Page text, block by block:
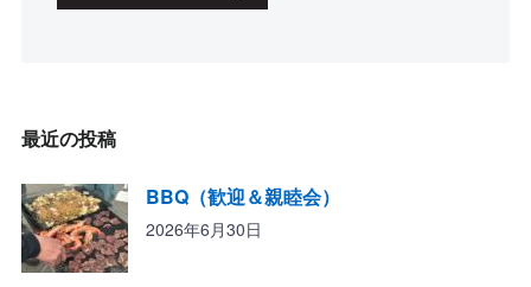
最近の投稿
BBQ（歓迎＆親睦会）
2026年6月30日